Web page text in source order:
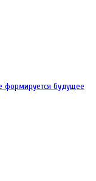
формируется будущее